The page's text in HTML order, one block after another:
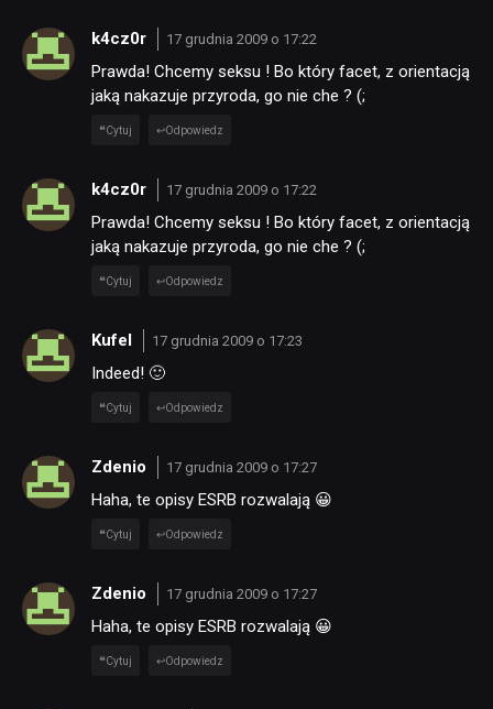
k4cz0r 17 grudnia 2009 o 17:22
Prawda! Chcemy seksu ! Bo który facet, z orientacją
jaką nakazuje przyroda, go nie che ? (;
Cytuj Odpowiedz
k4cz0r 17 grudnia 2009 o 17:22
Prawda! Chcemy seksu ! Bo który facet, z orientacją
jaką nakazuje przyroda, go nie che ? (;
Cytuj Odpowiedz
Kufel 17 grudnia 2009 o 17:23
Indeed! 🙂
Cytuj Odpowiedz
Zdenio 17 grudnia 2009 o 17:27
Haha, te opisy ESRB rozwalają 😀
Cytuj Odpowiedz
Zdenio 17 grudnia 2009 o 17:27
Haha, te opisy ESRB rozwalają 😀
Cytuj Odpowiedz